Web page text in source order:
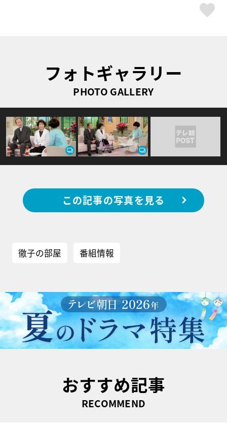
フォトギャラリー
PHOTO GALLERY
この記事の写真を見る
徹子の部屋 番組情報
おすすめ記事
RECOMMEND